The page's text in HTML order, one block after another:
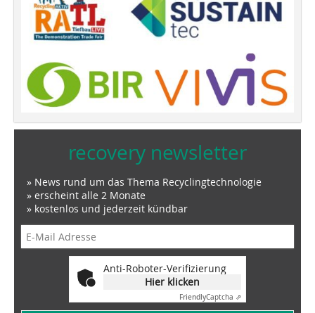
recovery newsletter
» News rund um das Thema Recyclingtechnologie
» erscheint alle 2 Monate
» kostenlos und jederzeit kündbar
Anti-Roboter-Verifizierung
Hier klicken
FriendlyCaptcha ⇗